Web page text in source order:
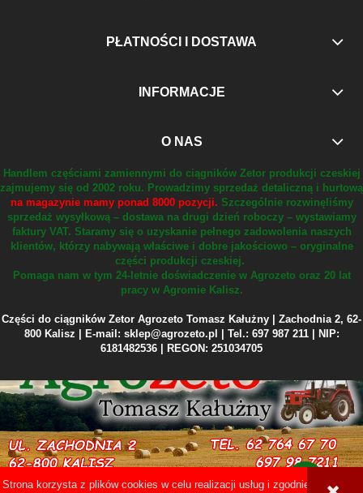
Strona korzysta z plików cookies w celu realizacji usług i zgodnie z
PŁATNOŚCI I DOSTAWA
INFORMACJE
O NAS
Handlem częściami zamiennymi do ciągników Zetor produkcji czeskiej
zajmujemy się od 2002 roku. Prowadzimy sprzedaż detaliczną i hurtową
na magazynie mamy ponad 8000 pozycji. Szczególnie rozwinęliśmy
sprzedaż wysyłkową – dostawa na drugi dzień roboczy – wystawiamy
faktury VAT. Staramy się o uzyskanie pełnego zadowolenia naszych
klientów, którzy nabywają właściwe i dobre jakościowo – oryginalne
części produkcji czeskiej.
Pomaga nam w tym 24-letnie doświadczenie w Agrozeto oraz 20 lat
pracy w Agromie Kalisz.
Części do ciągników Zetor Agrozeto Tomasz Kałużny | Zachodnia 2, 62-
800 Kalisz | E-mail: sklep@agrozeto.pl | Tel.: 697 987 211 | NIP:
6181482536 | REGON: 251034705